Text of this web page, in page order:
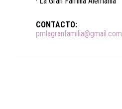
CONTACTO:
pmlagranfamilia@gmail.com